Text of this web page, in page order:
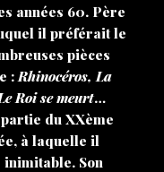
années 60. Père
il préférait le
pièces
:Rhinocéros, La
Roi se meurt…
du XXème
à laquelle il
Son